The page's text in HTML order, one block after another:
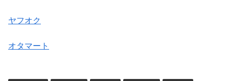
ヤフオク
オタマート